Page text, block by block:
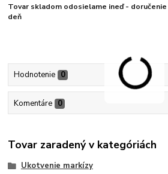
Tovar skladom odosielame ineď - doručenie
deň
Hodnotenie 0
Komentáre 0
Tovar zaradený v kategóriách
Ukotvenie markízy